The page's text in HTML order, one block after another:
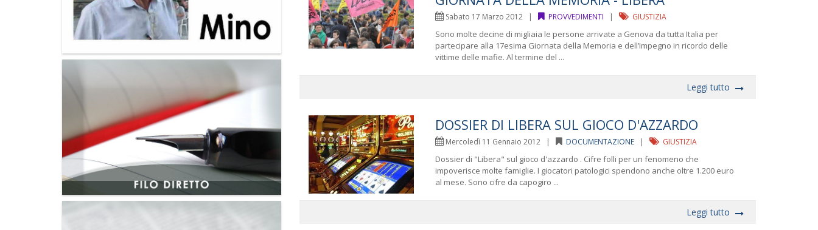
Sabato 17 Marzo 2012 | PROVVEDIMENTI | GIUSTIZIA
Sono molte decine di migliaia le persone arrivate a Genova da tutta Italia per
partecipare alla 17esima Giornata della Memoria e dell’Impegno in ricordo delle
vittime delle mafie. Al termine del ...
Leggi tutto
DOSSIER DI LIBERA SUL GIOCO D'AZZARDO
Mercoledì 11 Gennaio 2012 | DOCUMENTAZIONE | GIUSTIZIA
Dossier di "Libera" sul gioco d'azzardo . Cifre folli per un fenomeno che
impoverisce molte famiglie. I giocatori patologici spendono anche oltre 1.200 euro
al mese. Sono cifre da capogiro ...
Leggi tutto